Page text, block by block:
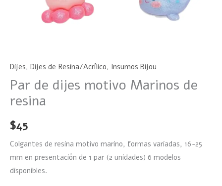
Dijes, Dijes de Resina/Acrílico, Insumos Bijou
Par de dijes motivo Marinos de
resina
$45
Colgantes de resina motivo marino, formas variadas, 16~25
mm en presentación de 1 par (2 unidades) 6 modelos
disponibles.